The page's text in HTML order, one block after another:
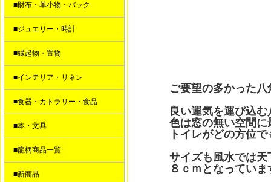
■財布・革小物・バック
■ジュエリー・時計
■縁起物・置物
■インテリア・リネン
■食器・カトラリー・食品
■本・文具
■龍柄商品一覧
■新商品
ご要望の多かった
良い運気を運び込
色は窓の無い空間
トイレがどの方位
サイズも風水では
８ｃｍとなっていま